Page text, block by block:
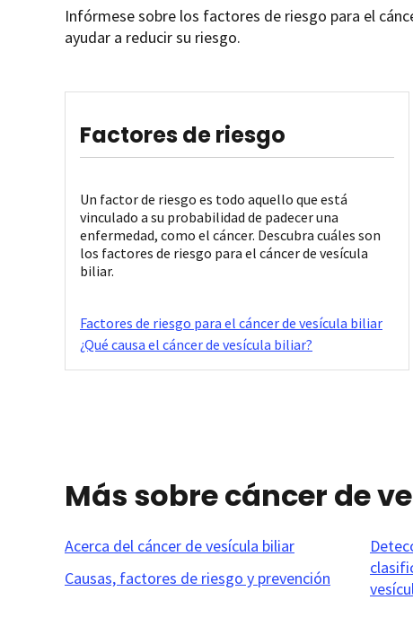
Infórmese sobre los factores de riesgo para el
ayudar a reducir su riesgo.
Factores de riesgo
Un factor de riesgo es todo aquello que está
vinculado a su probabilidad de padecer una
enfermedad, como el cáncer. Descubra cuáles son
los factores de riesgo para el cáncer de vesícula
biliar.
Factores de riesgo para el cáncer de vesícula biliar
¿Qué causa el cáncer de vesícula biliar?
Más sobre cáncer de
Acerca del cáncer de vesícula biliar
Causas, factores de riesgo y prevención